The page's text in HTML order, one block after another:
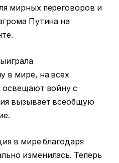
мирных переговоров и
Путина на
в мире, на всех
освещают войну с
вызывает всеобщую
в мире благодаря
изменилась. Теперь